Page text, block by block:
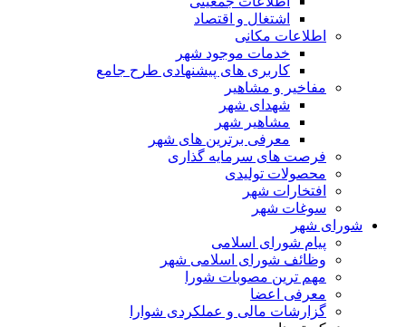
اشتغال و اقتصاد
اطلاعات مکانی
خدمات موجود شهر
کاربری های پیشنهادی طرح جامع
مفاخیر و مشاهیر
شهدای شهر
مشاهیر شهر
معرفی برترین های شهر
فرصت های سرمایه گذاری
محصولات تولیدی
افتخارات شهر
سوغات شهر
شورای شهر
پیام شورای اسلامی
وظائف شورای اسلامی شهر
مهم ترین مصوبات شورا
معرفی اعضا
گزارشات مالی و عملکردی شوارا